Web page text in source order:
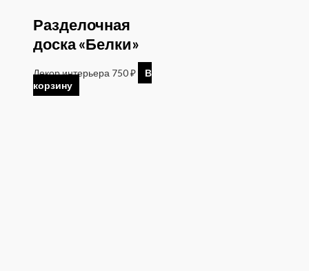
Разделочная
доска «Белки»
Декор интерьера 750₽
В
корзину